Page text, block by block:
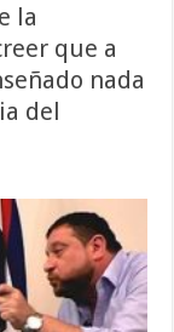
la
que a
nada
del